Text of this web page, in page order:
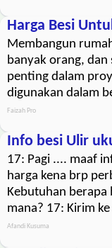
Harga Besi
Membangun
banyak orang, dan
penting dalam
digunakan dalam
Faizah Pro
Info besi Ulir
17: Pagi .... maaf
harga kena brp
Kebutuhan berapa
mana? 17: Kirim
Afandi Kusuma